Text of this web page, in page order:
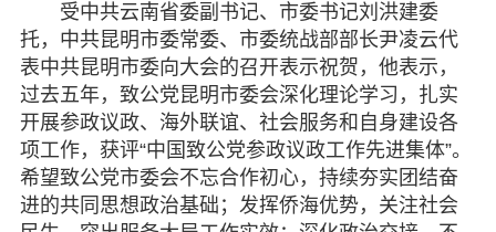
受中共云南省委副书记、市委书记刘洪建委
托，中共昆明市委常委、市委统战部部长尹凌云代
表中共昆明市委向大会的召开表示祝贺，他表示，
过去五年，致公党昆明市委会深化理论学习，扎实
开展参政议政、海外联谊、社会服务和自身建设各
项工作，获评“中国致公党参政议政工作先进集体”。
希望致公党市委会不忘合作初心，持续夯实团结奋
进的共同思想政治基础；发挥侨海优势，关注社会